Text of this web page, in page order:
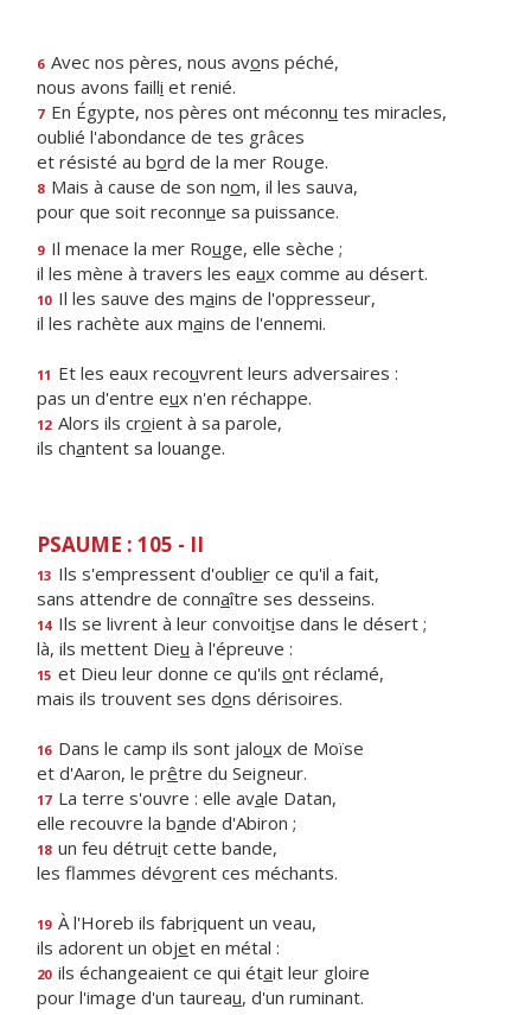
6 Avec nos pères, nous avons péché,
nous avons failli et renié.
7 En Égypte, nos pères ont méconnu tes miracles,
oublié l'abondance de tes grâces
et résisté au bord de la mer Rouge.
8 Mais à cause de son nom, il les sauva,
pour que soit reconnue sa puissance.
9 Il menace la mer Rouge, elle sèche ;
il les mène à travers les eaux comme au désert.
10 Il les sauve des mains de l'oppresseur,
il les rachète aux mains de l'ennemi.
11 Et les eaux recouvrent leurs adversaires :
pas un d'entre eux n'en réchappe.
12 Alors ils croient à sa parole,
ils chantent sa louange.
PSAUME : 105 - II
13 Ils s'empressent d'oublier ce qu'il a fait,
sans attendre de connaître ses desseins.
14 Ils se livrent à leur convoitise dans le désert ;
là, ils mettent Dieu à l'épreuve :
15 et Dieu leur donne ce qu'ils ont réclamé,
mais ils trouvent ses dons dérisoires.
16 Dans le camp ils sont jaloux de Moïse
et d'Aaron, le prêtre du Seigneur.
17 La terre s'ouvre : elle avale Datan,
elle recouvre la bande d'Abiron ;
18 un feu détruit cette bande,
les flammes dévorent ces méchants.
19 À l'Horeb ils fabriquent un veau,
ils adorent un objet en métal :
20 ils échangeaient ce qui était leur gloire
pour l'image d'un taureau, d'un ruminant.